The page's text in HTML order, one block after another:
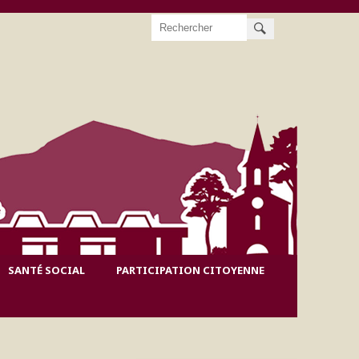
SANTÉ SOCIAL PARTICIPATION CITOYENNE